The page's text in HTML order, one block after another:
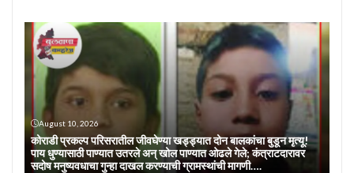
August 10, 2026
कोराडी प्रकल्प परिसरातील जीवघेण्या खड्ड्यात दोन बालकांचा बुडून मृत्यू!
पाय धुण्यासाठी पाण्यात उतरले अन् खोल पाण्यात ओढले गेले; कंत्राटदारावर
सदोष मनुष्यवधाचा गुन्हा दाखल करण्याची ग्रामस्थांची मागणी….